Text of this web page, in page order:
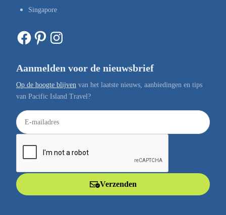
Singapore
Facebook Pinterest Instagram
Aanmelden voor de nieuwsbrief
Op de hoogte blijven van het laatste nieuws, aanbiedingen en tips
van Pacific Island Travel?
E
-
a
Verzenden